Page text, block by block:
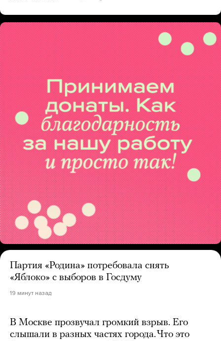
Партия «Родина» потребовала снять
«Яблоко» с выборов в Госдуму
19 минут назад
В Москве прозвучал громкий взрыв. Его
слышали в разных частях города. Что это